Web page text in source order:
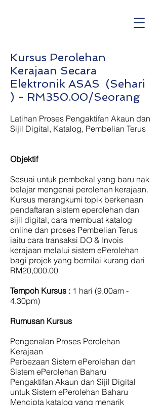
Kursus Perolehan
Kerajaan Secara
Elektronik ASAS (Sehari
) - RM350.00/Seorang
Latihan Proses Pengaktifan Akaun dan
Sijil Digital, Katalog, Pembelian Terus
Objektif
Sesuai untuk pembekal yang baru nak
belajar mengenai perolehan kerajaan.
Kursus merangkumi topik berkenaan
pendaftaran sistem eperolehan dan
sijil digital, cara membuat katalog
online dan proses Pembelian Terus
iaitu cara transaksi DO & Invois
kerajaan melalui sistem ePerolehan
bagi projek yang bernilai kurang dari
RM20,000.00
Tempoh Kursus : 1 hari (9.00am -
4.30pm)
Rumusan Kursus
Pengenalan Proses Perolehan
Kerajaan
Perbezaan Sistem ePerolehan dan
Sistem ePerolehan Baharu
Pengaktifan Akaun dan Sijil Digital
untuk Sistem ePerolehan Baharu
Mencipta katalog yang menarik